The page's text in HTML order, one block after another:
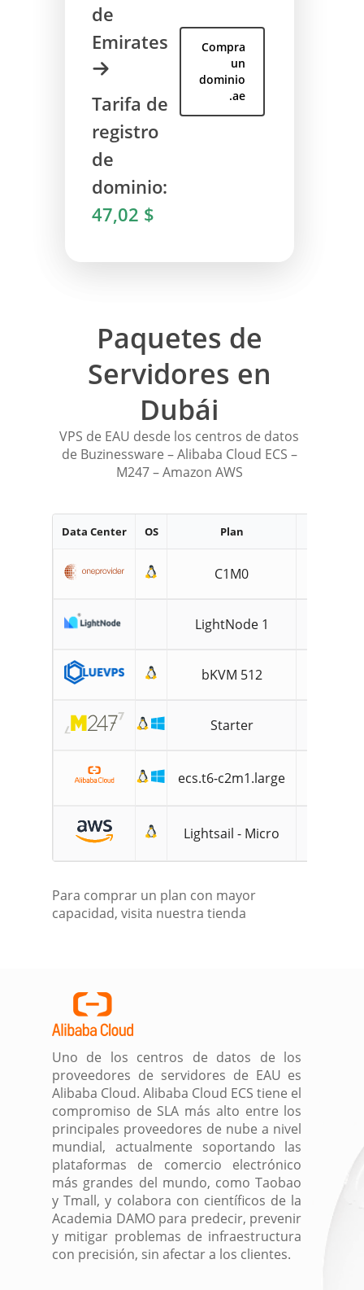
de
Emirates
Tarifa de
registro
de
dominio:
47,02 $
Compra
un
dominio
.ae
Paquetes de
Servidores en
Dubái
VPS de EAU desde los centros de datos
de Buzinessware – Alibaba Cloud ECS –
M247 – Amazon AWS
Data Center OS Plan
C1M0
LightNode 1
bKVM 512
Starter
ecs.t6-c2m1.large
Lightsail - Micro
Para comprar un plan con mayor
capacidad, visita nuestra tienda
Uno de los centros de datos de los
proveedores de servidores de EAU es
Alibaba Cloud. Alibaba Cloud ECS tiene el
compromiso de SLA más alto entre los
principales proveedores de nube a nivel
mundial, actualmente soportando las
plataformas de comercio electrónico
más grandes del mundo, como Taobao
y Tmall, y colabora con científicos de la
Academia DAMO para predecir, prevenir
y mitigar problemas de infraestructura
con precisión, sin afectar a los clientes.